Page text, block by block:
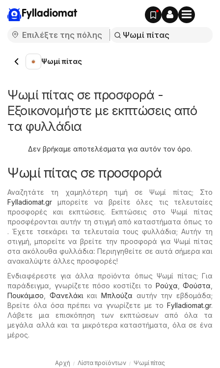
Fylladiomat
Ψωμί πίτας
Ψωμί πίτας σε προσφορά -
Εξοικονομήστε με εκπτώσεις από
τα φυλλάδια
Δεν βρήκαμε αποτελέσματα για αυτόν τον όρο.
Ψωμί πίτας σε προσφορά
Αναζητάτε τη χαμηλότερη τιμή σε Ψωμί πίτας; Στο
Fylladiomat.gr μπορείτε να βρείτε όλες τις τελευταίες
προσφορές και εκπτώσεις. Εκπτώσεις στο Ψωμί πίτας
προσφέρονται αυτήν τη στιγμή από καταστήματα όπως το
. Έχετε τσεκάρει τα τελευταία τους φυλλάδια; Αυτήν τη
στιγμή, μπορείτε να βρείτε την προσφορά για Ψωμί πίτας
στα ακόλουθα φυλλάδια: Περιηγηθείτε σε αυτά σήμερα και
ανακαλύψτε άλλες προσφορές!
Ενδιαφέρεστε για άλλα προϊόντα όπως Ψωμί πίτας; Για
παράδειγμα, γνωρίζετε πόσο κοστίζει το Ρούχα Φούστα
Πουκάμισο
Φανελάκι καιΜπλούζα αυτήν την εβδομάδα;
Βρείτε όλα όσα πρέπει να γνωρίζετε με το Fylladiomat.gr.
Λάβετε μια επισκόπηση των εκπτώσεων από όλα τα
μεγάλα αλλά και τα μικρότερα καταστήματα, όλα σε ένα
μέρος.
Αρχή Λίστα προϊόντων Ψωμί πίτας